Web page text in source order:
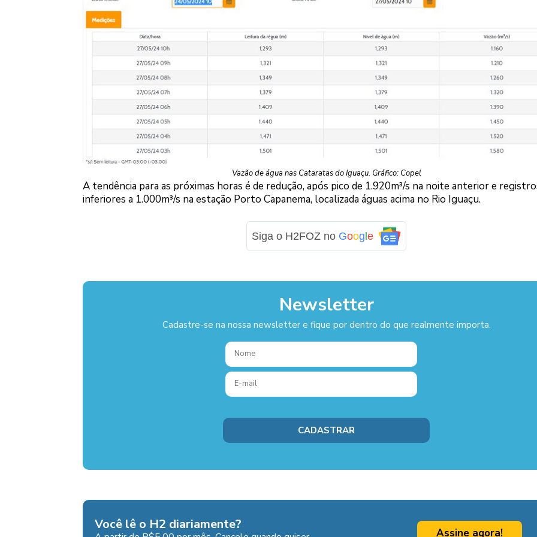
Vazão de água nas Cataratas do Iguaçu. Gráfico: Copel
A tendência para as próximas horas é de redução, após pico de 1.920m³/s na noite anterior e
inferiores a 1.000m³/s na estação Porto Capanema, localizada águas acima no Rio Iguaçu.
Siga o H2FOZ no Goog le
Newsletter
Cadastre-se na nossa newsletter e fique por dentro do que realmente importa.
Você lê o H2 diariamente?
Assine agora!